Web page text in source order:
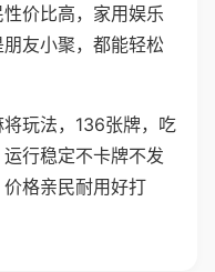
价比高，家用娱乐
友小聚，都能轻松
玩法，136张牌，吃
行稳定不卡牌不发
格亲民耐用好打